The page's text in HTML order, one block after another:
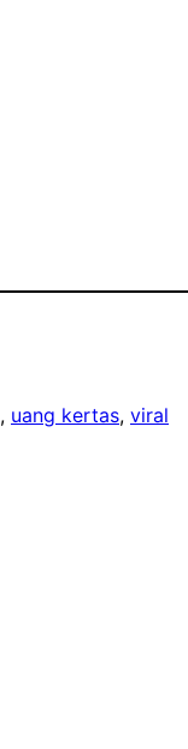
, uang kertas, viral